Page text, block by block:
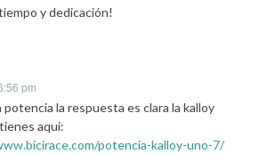
y dedicación!
pm
potencia la respuesta es clara la kalloy
aquí:
potencia-kalloy-uno-7/